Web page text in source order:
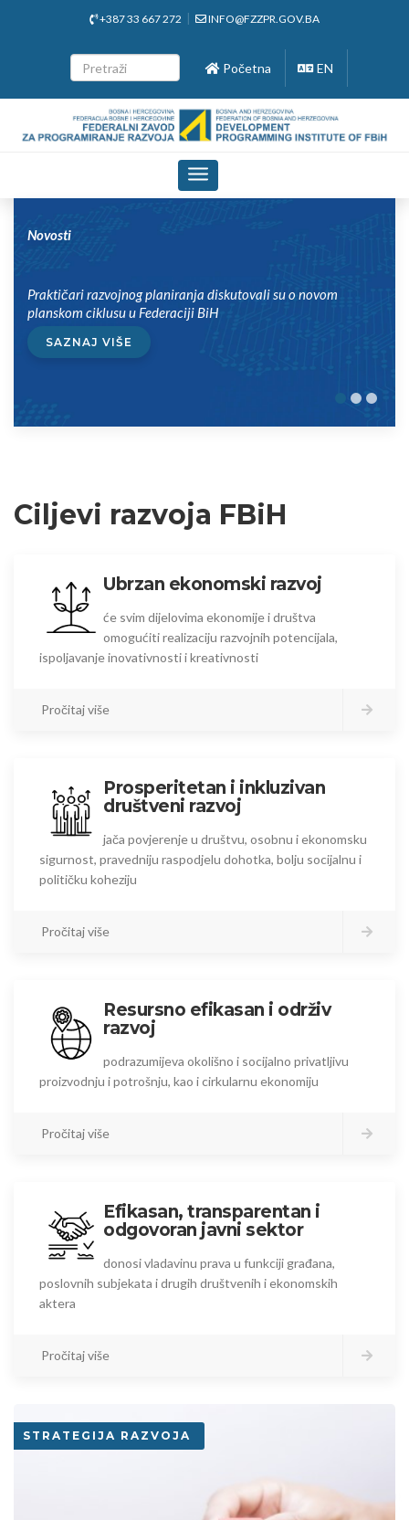
+387 33 667 272 INFO@FZZPR.GOV.BA
Početna EN
Toggle
navigation
Novosti
Praktičari razvojnog planiranja diskutovali su o novom
planskom ciklusu u Federaciji BiH
SAZNAJ VIŠE
Ciljevi razvoja FBiH
Ubrzan ekonomski razvoj
će svim dijelovima ekonomije i društva
omogućiti realizaciju razvojnih potencijala,
ispoljavanje inovativnosti i kreativnosti
Pročitaj više
Prosperitetan i inkluzivan
društveni razvoj
jača povjerenje u društvu, osobnu i ekonomsku
sigurnost, pravedniju raspodjelu dohotka, bolju socijalnu i
političku koheziju
Pročitaj više
Resursno efikasan i održiv
razvoj
podrazumijeva okolišno i socijalno privatljivu
proizvodnju i potrošnju, kao i cirkularnu ekonomiju
Pročitaj više
Efikasan, transparentan i
odgovoran javni sektor
donosi vladavinu prava u funkciji građana,
poslovnih subjekata i drugih društvenih i ekonomskih
aktera
Pročitaj više
STRATEGIJA RAZVOJA